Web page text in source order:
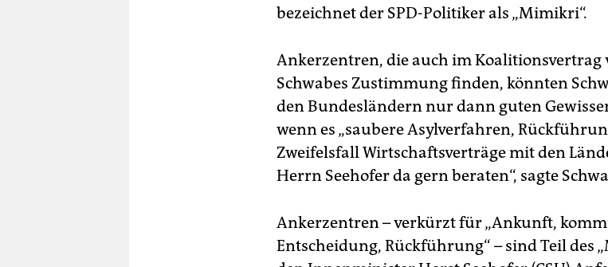
bezeichnet der SPD-Politiker als „Mimikri“.
Ankerzentren, die auch im
Schwabes Zustimmung finden, könnten
den Bundesländern nur dann guten
wenn es „saubere Asylverfahren,
Zweifelsfall Wirtschaftsverträge mit den
Herrn Seehofer da gern beraten“, sagte
Ankerzentren – verkürzt für „Ankunft,
Entscheidung, Rückführung“ – sind Teil des